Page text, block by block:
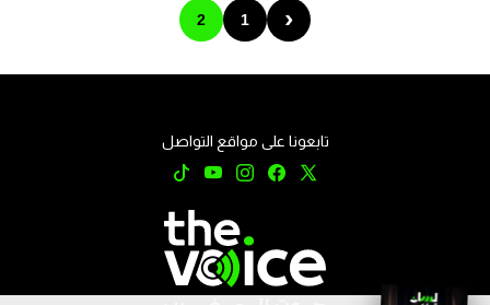
‹
1
2
تابعونا على مواقع التواصل